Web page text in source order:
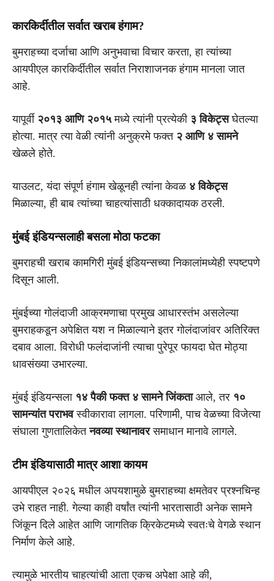
कारकिर्दीतील सर्वात खराब हंगाम?
बुमराहच्या दर्जाचा आणि अनुभवाचा विचार करता, हा त्यांच्या
आयपीएल कारकिर्दीतील सर्वात निराशाजनक हंगाम मानला जात
आहे.
यापूर्वी २०१३ आणि २०१५ मध्ये त्यांनी प्रत्येकी ३ विकेट्सघेतल्या
होत्या. मात्र त्या वेळी त्यांनी अनुक्रमे फक्त २ आणि ४ सामने
खेळले होते.
याउलट, यंदा संपूर्ण हंगाम खेळूनही त्यांना केवळ ४ विकेट्स
मिळाल्या, ही बाब त्यांच्या चाहत्यांसाठी धक्कादायक ठरली.
मुंबई इंडियन्सलाही बसला मोठा फटका
बुमराहची खराब कामगिरी मुंबई इंडियन्सच्या निकालांमध्येही स्पष्टपणे
दिसून आली.
मुंबईच्या गोलंदाजी आक्रमणाचा प्रमुख आधारस्तंभ असलेल्या
बुमराहकडून अपेक्षित यश न मिळाल्याने इतर गोलंदाजांवर अतिरिक्त
दबाव आला. विरोधी फलंदाजांनी त्याचा पुरेपूर फायदा घेत मोठ्या
धावसंख्या उभारल्या.
मुंबई इंडियन्सला १४ पैकी फक्त ४ सामने जिंकताआले, तर १०
सामन्यांत पराभवस्वीकारावा लागला. परिणामी, पाच वेळच्या विजेत्या
संघाला गुणतालिकेतनवव्या स्थानावरसमाधान मानावे लागले.
टीम इंडियासाठी मात्र आशा कायम
आयपीएल २०२६ मधील अपयशामुळे बुमराहच्या क्षमतेवर प्रश्नचिन्ह
उभे राहत नाही. गेल्या काही वर्षांत त्यांनी भारतासाठी अनेक सामने
जिंकून दिले आहेत आणि जागतिक क्रिकेटमध्ये स्वतःचे वेगळे स्थान
निर्माण केले आहे.
त्यामुळे भारतीय चाहत्यांची आता एकच अपेक्षा आहे की,